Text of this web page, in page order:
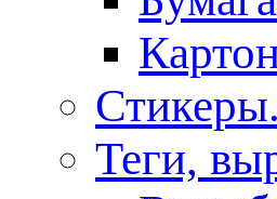
Теги,